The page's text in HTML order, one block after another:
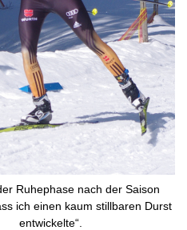
Ruhephase nach der Saison
ich einen kaum stillbaren Durst
entwickelte“.